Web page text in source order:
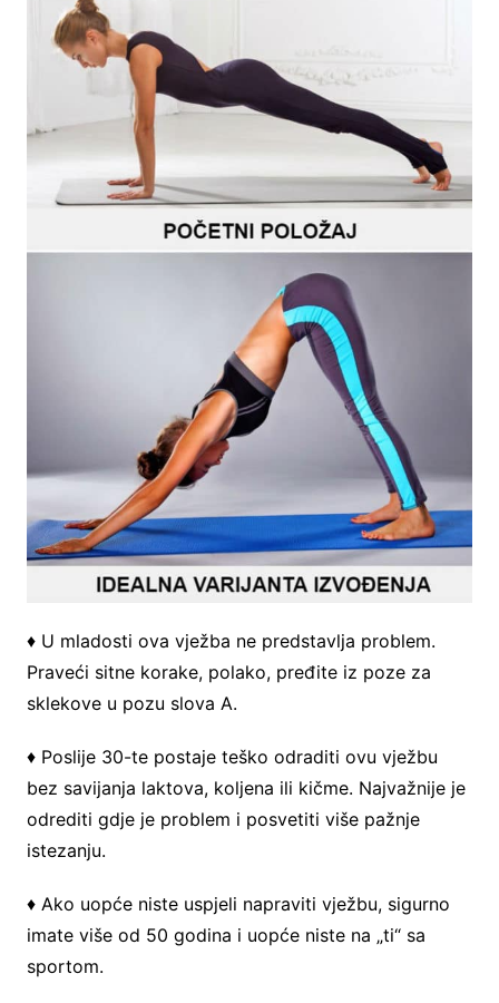
♦ U mladosti ova vježba ne predstavlja problem.
Praveći sitne korake, polako, pređite iz poze za
sklekove u pozu slova A.
♦ Poslije 30-te postaje teško odraditi ovu vježbu
bez savijanja laktova, koljena ili kičme. Najvažnije je
odrediti gdje je problem i posvetiti više pažnje
istezanju.
♦ Ako uopće niste uspjeli napraviti vježbu, sigurno
imate više od 50 godina i uopće niste na „ti“ sa
sportom.